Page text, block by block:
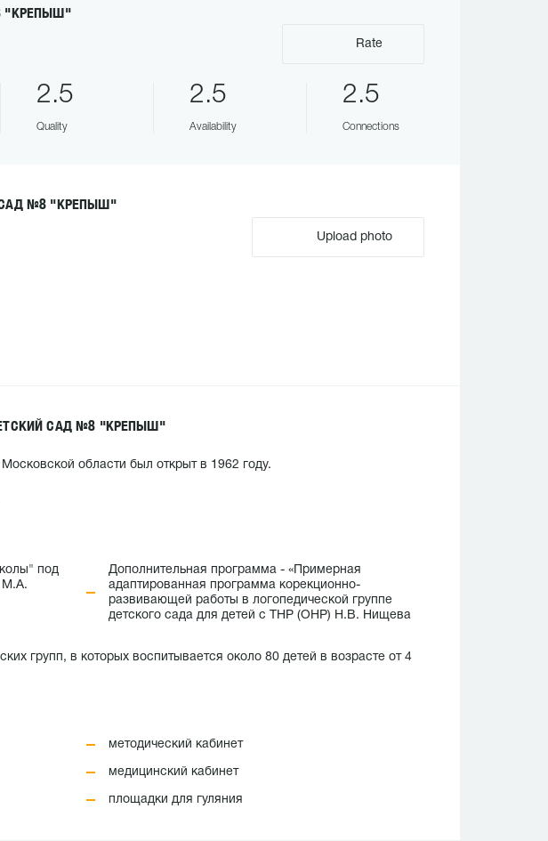
"КРЕПЫШ"
Rate
2.5
Quality
2.5
Availability
2.5
Connections
САД №8 "КРЕПЫШ"
Upload photo
ДЕТСКИЙ САД №8 "КРЕПЫШ"
области был открыт в 1962 году.
под
М.А.
Дополнительная программа - «Примерная
адаптированная программа корекционно-
развивающей работы в логопедической группе
детского сада для детей с ТНР (ОНР) Н.В. Нищева
групп, в которых воспитывается около 80 детей в возрасте от 4
методический кабинет
медицинский кабинет
площадки для гуляния